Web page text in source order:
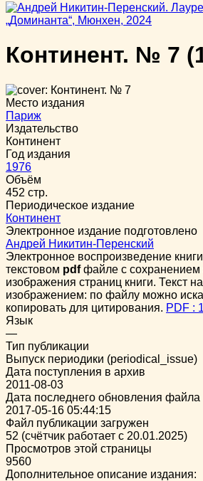
Континент. № 7
Место издания
Париж
Издательство
Континент
Год издания
1976
Объём
452 стр.
Периодическое издание
Континент
Электронное издание подготовлено
Андрей Никитин-Перенский
Электронное воспроизведение
текстовом pdfфайле с сохранением
изображения страниц книги. Текст
изображением: по файлу можно
копировать для цитирования. PDF :
Язык
—
Тип публикации
Выпуск периодики (periodical_issue)
Дата поступления в архив
2011-08-03
Дата последнего обновления файла
2017-05-16 05:44:15
Файл публикации загружен
52 (счётчик работает с 20.01.2025)
Просмотров этой страницы
9560
Дополнительное описание издания: